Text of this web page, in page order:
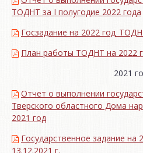
ТОДНТ за I полугодие 2022 года
Госзадание на 2022
План работы ТОДНТ на 2022
2021
Отчет о выполнении
Тверского областного Дома
2021 год
Государственное задание на
13.12.2021 г.